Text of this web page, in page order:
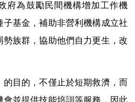
府為鼓勵民間機構增加工作機
子基金，補助非營利機構成立社
勢族群，協助他們自力更生，改
的目的，不僅止於短期救濟，而